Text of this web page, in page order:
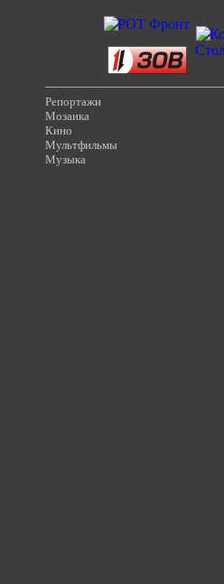
Репортажи
Мозаика
Кино
Мультфильмы
Музыка